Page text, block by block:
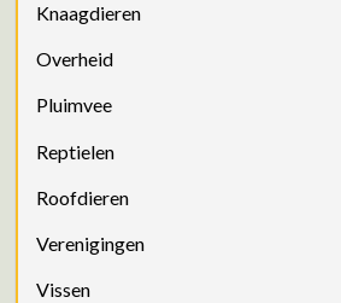
Knaagdieren
Overheid
Pluimvee
Reptielen
Roofdieren
Verenigingen
Vissen